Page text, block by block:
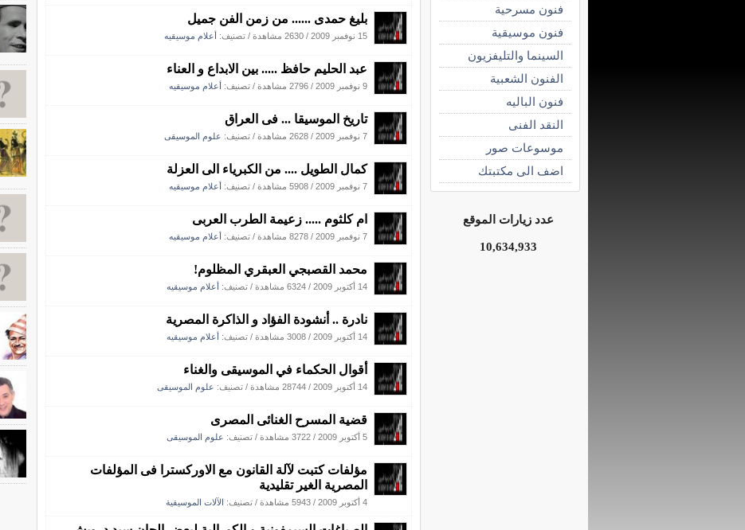
بليغ حمدى ...... من زمن الفن جميل
15 نوفمبر 2009 / 2630 مشاهدة / تصنيف: أعلام موسيقيه
عبد الحليم حافظ ..... بين الابداع و العناء
9 نوفمبر 2009 / 2796 مشاهدة / تصنيف: أعلام موسيقيه
تاريخ الموسيقا ... فى العراق
7 نوفمبر 2009 / 2628 مشاهدة / تصنيف: علوم الموسيقى
كمال الطويل .... من الكبرياء الى العزلة
7 نوفمبر 2009 / 5908 مشاهدة / تصنيف: أعلام موسيقيه
ام كلثوم ..... زعيمة الطرب العربى
7 نوفمبر 2009 / 8278 مشاهدة / تصنيف: أعلام موسيقيه
محمد القصبجي العبقري المظلوم!
14 أكتوبر 2009 / 6324 مشاهدة / تصنيف: أعلام موسيقيه
نادرة .. أنشودة الفؤاد و الذاكرة المصرية
14 أكتوبر 2009 / 3008 مشاهدة / تصنيف: أعلام موسيقيه
أقوال الحكماء في الموسيقى والغناء
14 أكتوبر 2009 / 28744 مشاهدة / تصنيف: علوم الموسيقى
قضية المسرح الغنائى المصرى
5 أكتوبر 2009 / 3722 مشاهدة / تصنيف: علوم الموسيقى
مؤلفات كتبت لآلة القانون مع الاوركسترا فى المؤلفات
المصرية الغير تقليدية
4 أكتوبر 2009 / 5943 مشاهدة / تصنيف: الآلات الموسيقية
فنون مسرحية
فنون موسيقية
السينما والتليفزيون
الفنون الشعبية
فنون الباليه
النقد الفنى
موسوعات صور
اضف الى مكتبتك
عدد زيارات الموقع
10,634,933